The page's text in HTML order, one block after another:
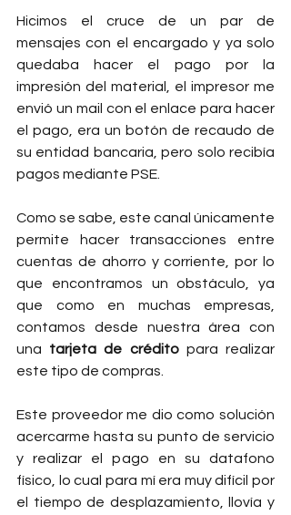
Hicimos el cruce de un par de
mensajes con el encargado y ya solo
quedaba hacer el pago por la
impresión del material, el impresor me
envió un mail con el enlace para hacer
el pago, era un botón de recaudo de
su entidad bancaria, pero solo recibía
pagos mediante PSE.
Como se sabe, este canal únicamente
permite hacer transacciones entre
cuentas de ahorro y corriente, por lo
que encontramos un obstáculo, ya
que como en muchas empresas,
contamos desde nuestra área con
una tarjeta de crédito para realizar
este tipo de compras.
Este proveedor me dio como solución
acercarme hasta su punto de servicio
y realizar el pago en su datafono
físico, lo cual para mí era muy difícil por
el tiempo de desplazamiento, llovía y